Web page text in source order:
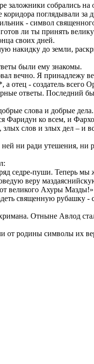
заложники собрались
поглядывали за
- символ
ли ты принять
своих дней.
накидку до земли,
были ему знакомы.
вечно. Я принадлежу
отец - создатель всего
ответы. Последний
слова и добрые дела.
Фаридун ко всем, и
слов и злых дел – и
ни ради утешения, ни
седре-пуши. Теперь мы
веру
великого Ахуры Мазды!»
священную рубашку -
Отныне Авлод
от родины символы